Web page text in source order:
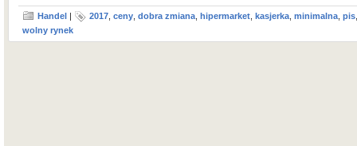
Handel | 2017 ceny dobra zmiana hipermarket kasjerka minimalna pis
wolny rynek